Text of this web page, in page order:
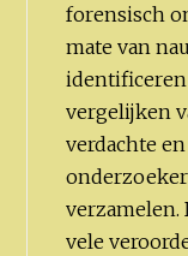
forensisch
mate van
vergelijken
verdachte
verzamelen.
vele